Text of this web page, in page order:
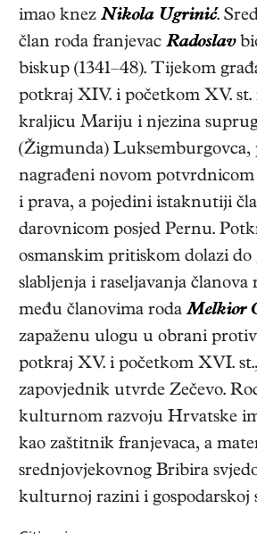
imao knez Nikola Ugrinić.
član roda franjevac Radoslav
biskup (1341–48). Tijekom
potkraj XIV. i početkom XV.
kraljicu Mariju i njezina
(Žigmunda) Luksemburgovca,
nagrađeni novom potvrdnicom
i prava, a pojedini istaknutiji
darovnicom posjed Pernu.
osmanskim pritiskom dolazi do
slabljenja i raseljavanja
među članovima rodaMelkior
zapaženu ulogu u obrani
potkraj XV. i početkom XVI.
zapovjednik utvrde Zečevo.
kulturnom razvoju Hrvatske
kao zaštitnik franjevaca, a
srednjovjekovnog Bribira
kulturnoj razini i gospodarskoj